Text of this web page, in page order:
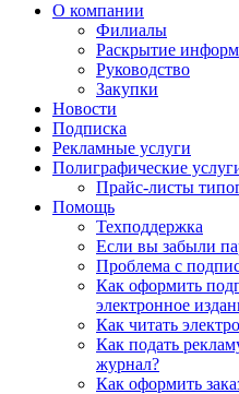
О компании
Филиалы
Раскрытие
Руководство
Закупки
Новости
Подписка
Рекламные услуги
Полиграфические
Прайс-листы
Помощь
Техподдержка
Если вы забыли
Проблема с
Как оформить
электронное
Как читать
Как подать
журнал?
Как оформить